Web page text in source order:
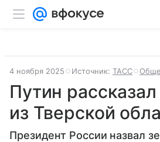
4 ноября 2025 Источник: ТАСС
Путин
из Тверской
Президент России назвал